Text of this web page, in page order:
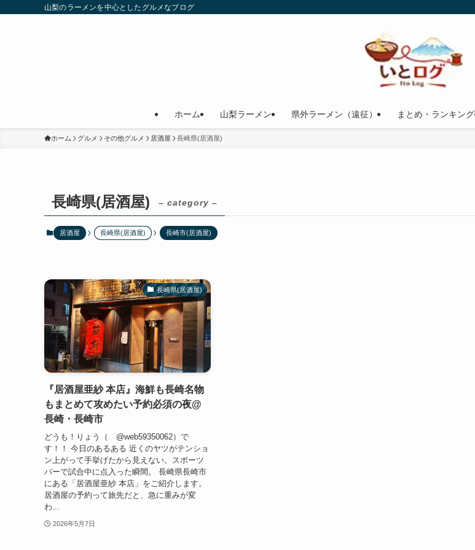
山梨のラーメンを中心としたグルメなブログ
ホーム 山梨ラーメン 県外ラーメン（遠征） まとめ・ランキング
ホーム グルメ その他グルメ 居酒屋 長崎県(居酒屋)
長崎県(居酒屋) – category –
居酒屋 長崎県(居酒屋) 長崎市(居酒屋)
長崎県(居酒屋)
『居酒屋亜紗 本店』海鮮も長崎名物
もまとめて攻めたい予約必須の夜@
長崎・長崎市
どうも！りょう（ @web59350062）で
す！！ 今日のあるある 近くのヤツがテンショ
ン上がって手挙げたから見えない。スポーツ
バーで試合中に点入った瞬間。 長崎県長崎市
にある「居酒屋亜紗 本店」をご紹介します。
居酒屋の予約って旅先だと、急に重みが変
わ...
2026年5月7日